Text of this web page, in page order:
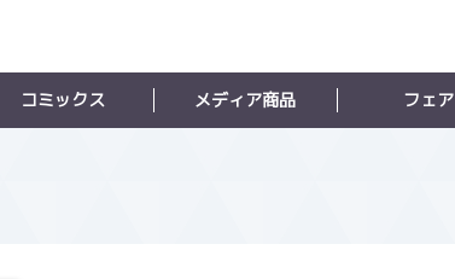
コミックス メディア商品 フェア